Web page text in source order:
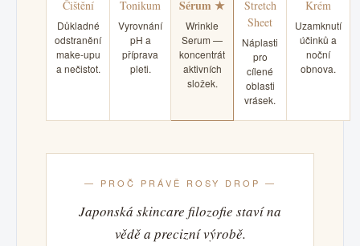
Čištění
Důkladné
odstranění
make-upu
a nečistot.
Tonikum
Vyrovnání
pH a
příprava
pleti.
Sérum ★
Wrinkle
Serum —
koncentrát
aktivních
složek.
Stretch
Sheet
Náplasti
pro
cílené
oblasti
vrásek.
Krém
Uzamknutí
účinků a
noční
obnova.
— PROČ PRÁVĚ ROSY DROP —
Japonská skincare filozofie staví na
vědě a precizní výrobě.